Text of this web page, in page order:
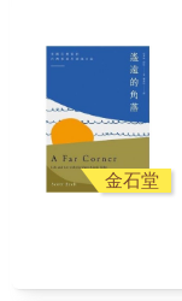
金石堂